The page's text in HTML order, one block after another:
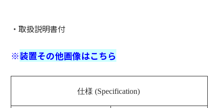
・取扱説明書付
※装置その他画像はこちら
仕様 (Specification)